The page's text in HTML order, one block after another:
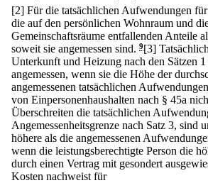
[2] Für die tatsächlichen Aufwendungen
die auf den persönlichen Wohnraum und
Gemeinschaftsräume entfallenden Anteile
soweit sie angemessen sind. 9[3]
Unterkunft und Heizung nach den Sätzen
angemessen, wenn sie die Höhe der
angemessenen tatsächlichen
von Einpersonenhaushalten nach § 45a
Überschreiten die tatsächlichen
Angemessenheitsgrenze nach Satz 3, sind
höhere als die angemessenen
wenn die leistungsberechtigte Person die
durch einen Vertrag mit gesondert
Kosten nachweist für